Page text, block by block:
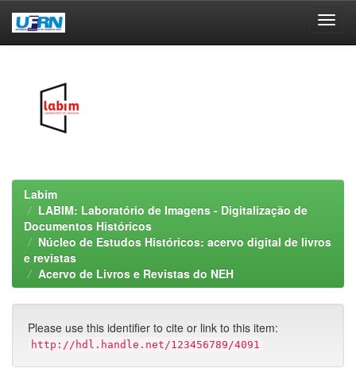
Labim
LABIM: Laboratório de Imagens - Digitalização de
Documentos Históricos
Núcleo de Estudos Históricos: acervo digital de livros
e revistas
Acervo de Livros e Revistas do NEH
Please use this identifier to cite or link to this item:
http://hdl.handle.net/123456789/4091